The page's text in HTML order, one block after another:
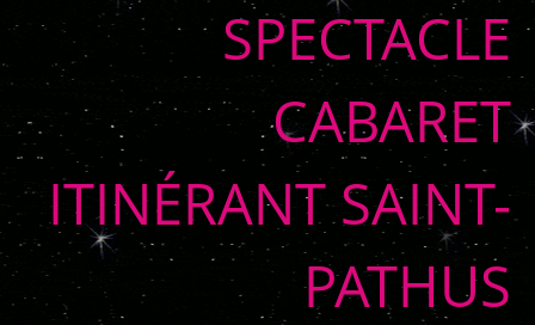
SPECTACLE
CABARET
ITINÉRANT SAINT-
PATHUS